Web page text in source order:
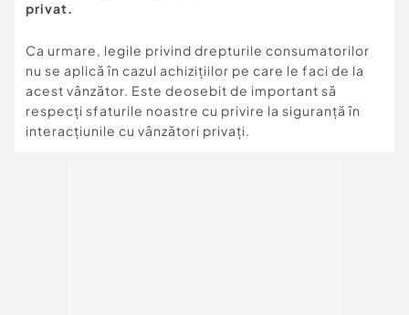
Material carcasa
Functii de siguranta
Oprire automata Protectie supraincalzire
Intrerupere program Indicator luminos Baza anti-
alunecare
Caracteristici speciale
privat.
Ca urmare, legile privind drepturile consumatorilor
nu se aplică în cazul achizițiilor pe care le faci de la
acest vânzător. Este deosebit de important să
respecți sfaturile noastre cu privire la siguranță în
interacțiunile cu vânzători privați.